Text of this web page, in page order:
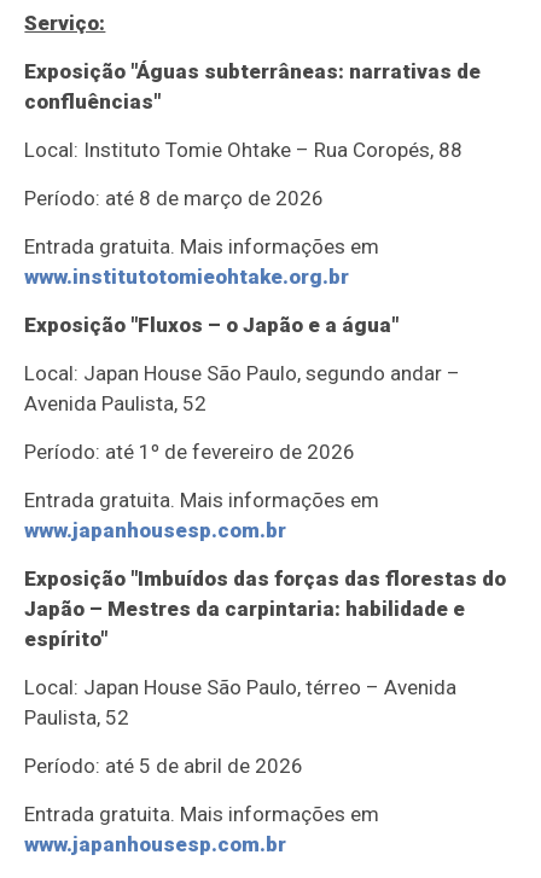
Serviço:
Exposição "Águas subterrâneas: narrativas de
confluências"
Local: Instituto Tomie Ohtake – Rua Coropés, 88
Período: até 8 de março de 2026
Entrada gratuita. Mais informações em
www.institutotomieohtake.org.br
Exposição "Fluxos – o Japão e a água"
Local: Japan House São Paulo, segundo andar –
Avenida Paulista, 52
Período: até 1º de fevereiro de 2026
Entrada gratuita. Mais informações em
www.japanhousesp.com.br
Exposição "Imbuídos das forças das florestas do
Japão – Mestres da carpintaria: habilidade e
espírito"
Local: Japan House São Paulo, térreo – Avenida
Paulista, 52
Período: até 5 de abril de 2026
Entrada gratuita. Mais informações em
www.japanhousesp.com.br